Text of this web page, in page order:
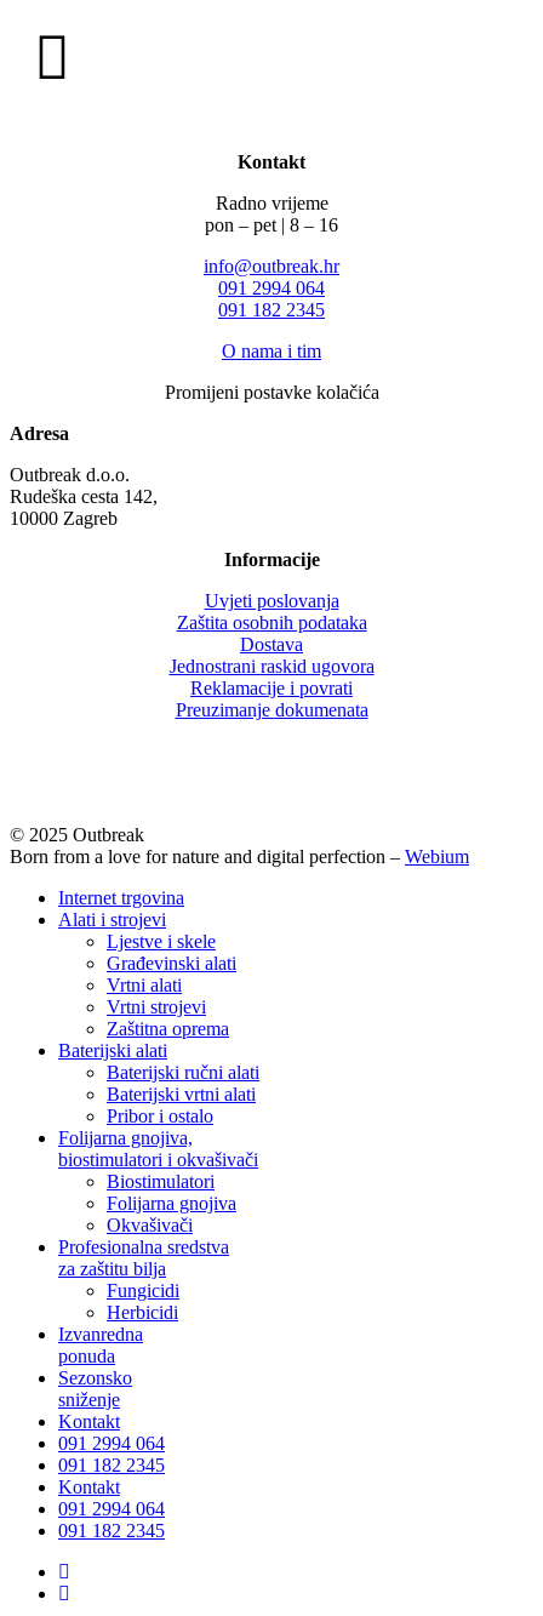
Kontakt
Radno vrijeme
pon – pet | 8 – 16
info@outbreak.hr
‪091 2994 064
091 182 2345
O nama i tim
Promijeni postavke kolačića
Adresa
Outbreak d.o.o.
Rudeška cesta 142,
10000 Zagreb
Informacije
Uvjeti poslovanja
Zaštita osobnih podataka
Dostava
Jednostrani raskid ugovora
Reklamacije i povrati
Preuzimanje dokumenata
© 2025 Outbreak
Born from a love for nature and digital perfection – Webium
Close
Menu
Internet trgovina
Alati i strojevi
Ljestve i skele
Građevinski alati
Vrtni alati
Vrtni strojevi
Zaštitna oprema
Baterijski alati
Baterijski ručni alati
Baterijski vrtni alati
Pribor i ostalo
Folijarna gnojiva,
biostimulatori i okvašivači
Biostimulatori
Folijarna gnojiva
Okvašivači
Profesionalna sredstva
za zaštitu bilja
Fungicidi
Herbicidi
Izvanredna
ponuda
Sezonsko
sniženje
Kontakt
091 2994 064
091 182 2345
Kontakt
091 2994 064
091 182 2345
facebook
instagram